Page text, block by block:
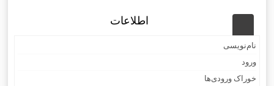
اطلاعات
نام‌نویسی
ورود
خوراک ورودی‌ها